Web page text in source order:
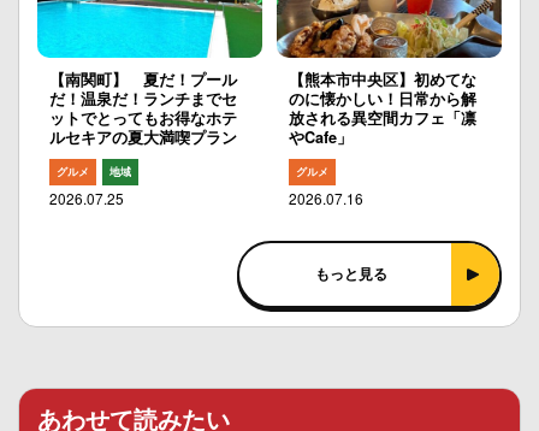
【南関町】 夏だ！プール
だ！温泉だ！ランチまでセ
ットでとってもお得なホテ
ルセキアの夏大満喫プラン
グルメ 地域
2026.07.25
【熊本市中央区】初めてな
のに懐かしい！日常から解
放される異空間カフェ「凛
やCafe」
グルメ
2026.07.16
もっと見る
あわせて読みたい